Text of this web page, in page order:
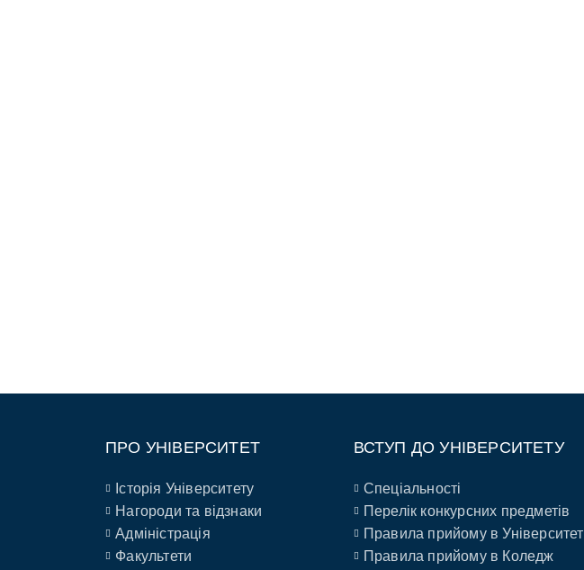
ПРО УНІВЕРСИТЕТ
Історія Університету
Нагороди та відзнаки
Адміністрація
Факультети
ВСТУП ДО УНІВЕРСИТЕТУ
Спеціальності
Перелік конкурсних предметів
Правила прийому в Університет
Правила прийому в Коледж